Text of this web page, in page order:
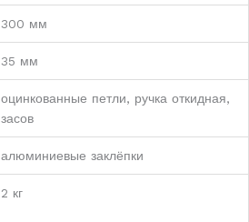
300 мм
35 мм
оцинкованные петли, ручка откидная,
засов
алюминиевые заклёпки
2 кг